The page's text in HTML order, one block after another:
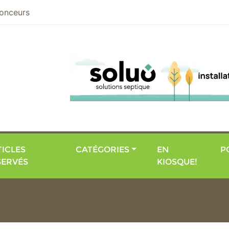
CATÉGORIES
EN
KIOSQUE!